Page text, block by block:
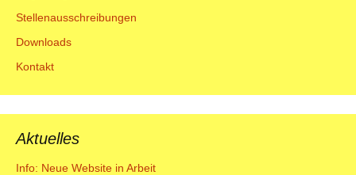
Stellenausschreibungen
Downloads
Kontakt
Aktuelles
Info: Neue Website in Arbeit